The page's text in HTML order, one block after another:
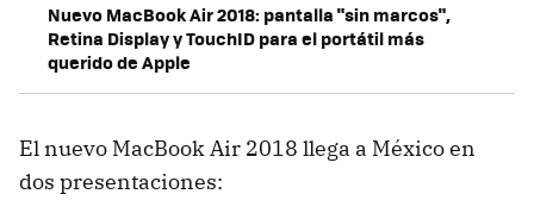
Nuevo MacBook Air 2018: pantalla "sin marcos",
Retina Display y TouchID para el portátil más
querido de Apple
El nuevo MacBook Air 2018 llega a México en
dos presentaciones: